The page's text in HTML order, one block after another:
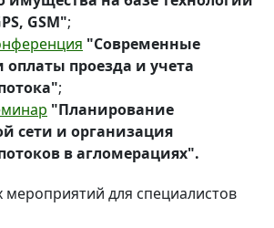
GSM";
"Современные
оплаты проезда и учета
;
"Планирование
сети и организация
в агломерациях".
для специалистов